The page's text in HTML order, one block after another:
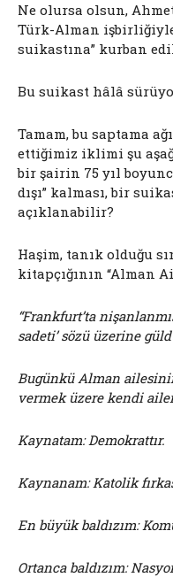
Ne olursa olsun,
Türk-Alman
suikastına” kurban
Bu suikast hâlâ
Tamam, bu saptama
ettiğimiz iklimi şu
bir şairin 75 yıl
dışı” kalması, bir
açıklanabilir?
Haşim, tanık olduğu
kitapçığının “Alman
“Frankfurt’ta
sadeti’ sözü üzerine
Bugünkü Alman
vermek üzere kendi
Kaynatam: Demokrattır.
Kaynanam: Katolik
En büyük baldızım:
Ortanca baldızım: